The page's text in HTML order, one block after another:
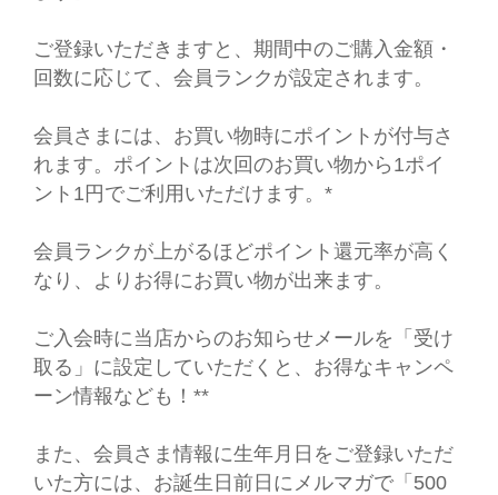
ご登録いただきますと、期間中のご購入金額・
回数に応じて、会員ランクが設定されます。
会員さまには、お買い物時にポイントが付与さ
れます。ポイントは次回のお買い物から1ポイ
ント1円でご利用いただけます。*
会員ランクが上がるほどポイント還元率が高く
なり、よりお得にお買い物が出来ます。
ご入会時に当店からのお知らせメールを「受け
取る」に設定していただくと、お得なキャンペ
ーン情報なども！**
また、会員さま情報に生年月日をご登録いただ
いた方には、お誕生日前日にメルマガで「500